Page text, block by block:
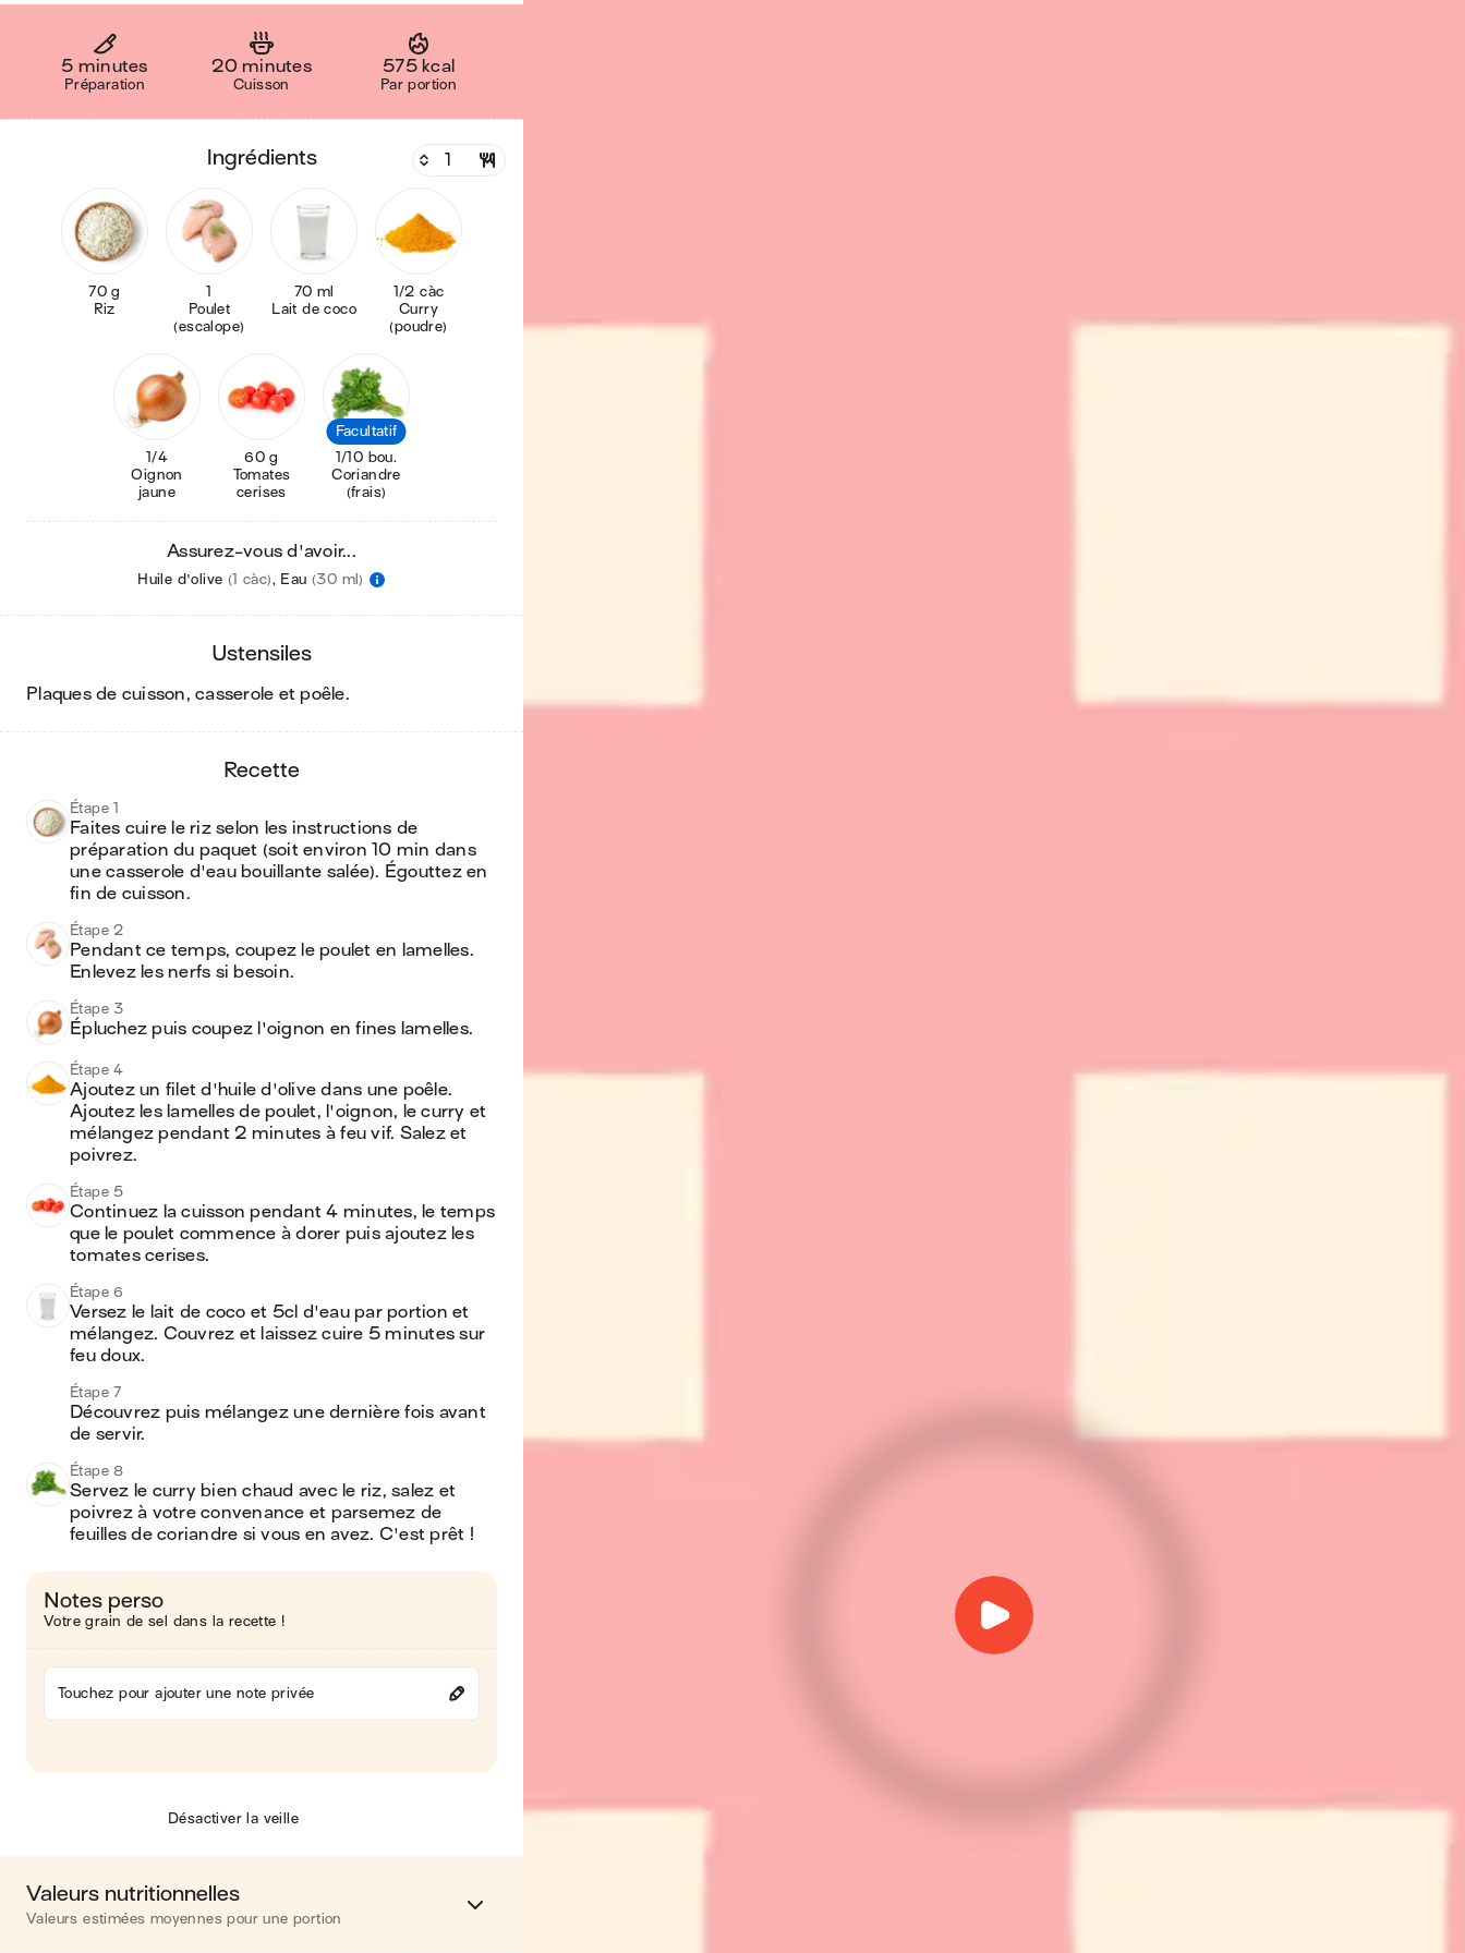
5 minutes
Préparation
20 minutes
Cuisson
575 kcal
Par portion
ingrédients
70 g
Riz
1
Poulet
(escalope)
70 ml
Lait de coco
1/2 càc
Curry
(poudre)
1/4
Oignon
jaune
60 g
Tomates
cerises
Facultatif
1/10 bou.
Coriandre
(frais)
Assurez-vous d'avoir...
Huile d'olive (1 càc), Eau (30 ml)
ustensiles
plaques de cuisson, casserole et poêle.
recette
Étape 1
Faites cuire le riz selon les instructions de
préparation du paquet (soit environ 10 min dans
une casserole d'eau bouillante salée). Égouttez en
fin de cuisson.
Étape 2
Pendant ce temps, coupez le poulet en lamelles.
Enlevez les nerfs si besoin.
Étape 3
Épluchez puis coupez l'oignon en fines lamelles.
Étape 4
Ajoutez un filet d'huile d'olive dans une poêle.
Ajoutez les lamelles de poulet, l'oignon, le curry et
mélangez pendant 2 minutes à feu vif. Salez et
poivrez.
Étape 5
Continuez la cuisson pendant 4 minutes, le temps
que le poulet commence à dorer puis ajoutez les
tomates cerises.
Étape 6
Versez le lait de coco et 5cl d'eau par portion et
mélangez. Couvrez et laissez cuire 5 minutes sur
feu doux.
Étape 7
Découvrez puis mélangez une dernière fois avant
de servir.
Étape 8
Servez le curry bien chaud avec le riz, salez et
poivrez à votre convenance et parsemez de
feuilles de coriandre si vous en avez. C'est prêt !
Notes perso
Votre grain de sel dans la recette !
Touchez pour ajouter une note privée
Désactiver la veille
Valeurs nutritionnelles
Valeurs estimées moyennes pour une portion